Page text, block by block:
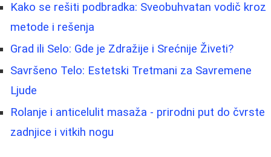
Kako se rešiti podbradka: Sveobuhvatan vodič kroz
metode i rešenja
Grad ili Selo: Gde je Zdražije i Srećnije Živeti?
Savršeno Telo: Estetski Tretmani za Savremene
Ljude
Rolanje i anticelulit masaža - prirodni put do čvrste
zadnjice i vitkih nogu